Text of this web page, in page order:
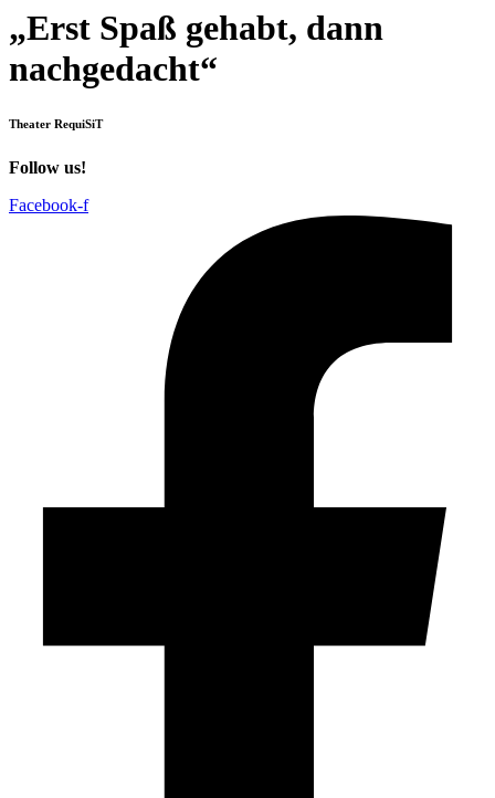
„Erst Spaß gehabt, dann
nachgedacht“
Theater RequiSiT
Follow us!
Facebook-f